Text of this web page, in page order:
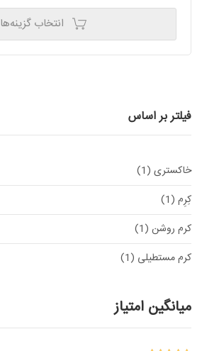
انتخاب گزینه‌ها
product
The
options
chosen
on
the
product
page
فیلتر بر اساس
خاکستری (1)
کِرِم (1)
کرم روشن (1)
کرم مستطیلی (1)
میانگین امتیاز